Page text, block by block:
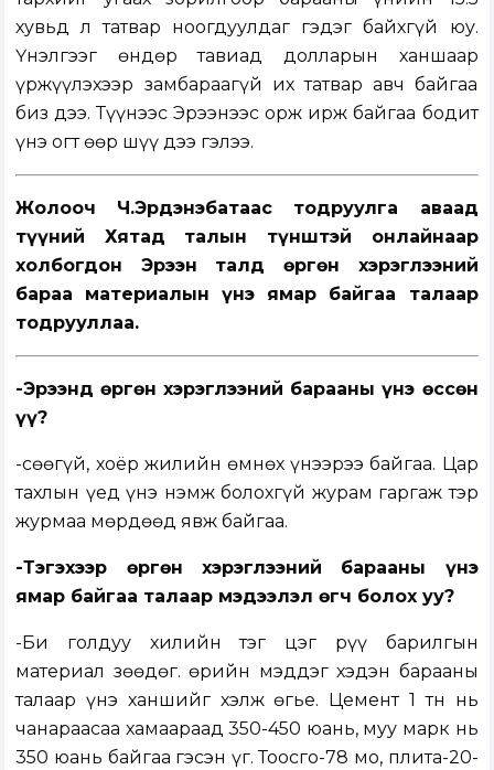
хувьд л татвар ноогдуулдаг гэдэг байхгүй юу.
Үнэлгээг өндөр тавиад долларын ханшаар
үржүүлэхээр замбараагүй их татвар авч байгаа
биз дээ. Түүнээс Эрээнээс орж ирж байгаа бодит
үнэ огт өөр шүү дээ гэлээ.
Жолооч Ч.Эрдэнэбатаас тодруулга аваад
түүний Хятад талын түнштэй онлайнаар
холбогдон Эрээн талд өргөн хэрэглээний
бараа материалын үнэ ямар байгаа талаар
тодрууллаа.
-Эрээнд өргөн хэрэглээний барааны үнэ өссөн
үү?
-Өсөөгүй, хоёр жилийн өмнөх үнээрээ байгаа. Цар
тахлын үед үнэ нэмж болохгүй журам гаргаж тэр
журмаа мөрдөөд явж байгаа.
-Тэгэхээр өргөн хэрэглээний барааны үнэ
ямар байгаа талаар мэдээлэл өгч болох уу?
-Би голдуу хилийн тэг цэг рүү барилгын
материал зөөдөг. Өөрийн мэддэг хэдэн барааны
талаар үнэ ханшийг хэлж өгье. Цемент 1 тн нь
чанараасаа хамаараад 350-450 юань, муу марк нь
350 юань байгаа гэсэн үг. Тоосго-78 мо, плита-20-